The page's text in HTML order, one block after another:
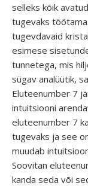
selleks kõik
tugevaks
tugevdavaid
esimese
tunnetega, mis
sügav analüütik,
Eluteenumber 7
intuitsiooni
eluteenumber 7
tugevaks ja see
muudab
Soovitan
kanda seda või